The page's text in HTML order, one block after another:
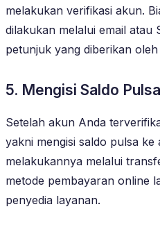
melakukan verifikasi akun.
dilakukan melalui email atau
petunjuk yang diberikan
5. Mengisi Saldo Pulsa
Setelah akun Anda
yakni mengisi saldo pulsa
melakukannya melalui
metode pembayaran online
penyedia layanan.